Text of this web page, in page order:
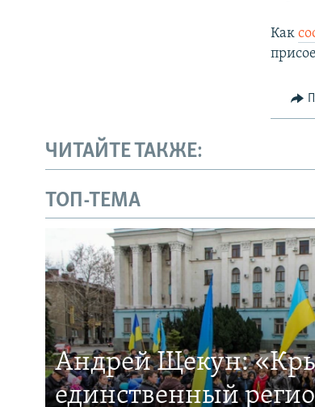
Как
ЧИТАЙТЕ ТАКЖЕ:
ТОП-ТЕМА
Андрей Щекун:
единственный